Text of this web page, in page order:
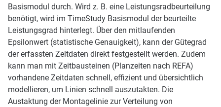
Basismodul durch. Wird z. B. eine Leistungsradbeurteilung
benötigt, wird im TimeStudy Basismodul der beurteilte
Leistungsgrad hinterlegt. Über den mitlaufenden
Epsilonwert (statistische Genauigkeit), kann der Gütegrad
der erfassten Zeitdaten direkt festgestellt werden. Zudem
kann man mit Zeitbausteinen (Planzeiten nach REFA)
vorhandene Zeitdaten schnell, effizient und übersichtlich
modellieren, um Linien schnell auszutakten. Die
Austaktung der Montagelinie zur Verteilung von